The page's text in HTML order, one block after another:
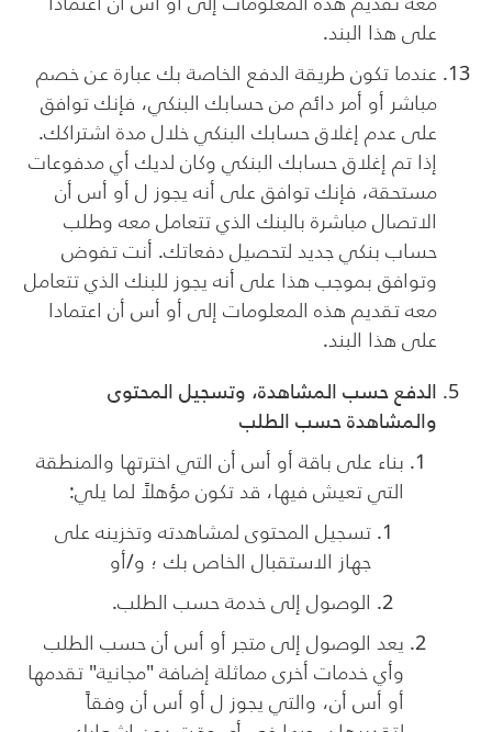
على هذا البند.
عندما تكون طريقة الدفع الخاصة بك عبارة عن خصم
مباشر أو أمر دائم من حسابك البنكي، فإنك توافق
على عدم إغلاق حسابك البنكي خلال مدة اشتراكك.
إذا تم إغلاق حسابك البنكي وكان لديك أي مدفوعات
مستحقة، فإنك توافق على أنه يجوز ل أو أس أن
الاتصال مباشرة بالبنك الذي تتعامل معه وطلب
حساب بنكي جديد لتحصيل دفعاتك. أنت تفوض
وتوافق بموجب هذا على أنه يجوز للبنك الذي تتعامل
معه تقديم هذه المعلومات إلى أو أس أن اعتمادا
على هذا البند.
الدفع حسب المشاهدة، وتسجيل المحتوى
والمشاهدة حسب الطلب
بناء على باقة أو أس أن التي اخترتها والمنطقة
التي تعيش فيها، قد تكون مؤهلاً لما يلي:
تسجيل المحتوى لمشاهدته وتخزينه على
جهاز الاستقبال الخاص بك ؛ و/أو
الوصول إلى خدمة حسب الطلب.
يعد الوصول إلى متجر أو أس أن حسب الطلب
وأي خدمات أخرى مماثلة إضافة "مجانية" تقدمها
أو أس أن، والتي يجوز ل أو أس أن وفقاً